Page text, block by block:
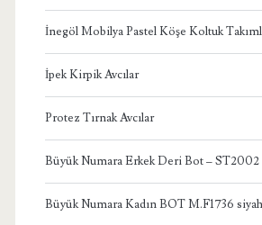
İnegöl Mobilya Pastel Köşe Koltuk
İpek Kirpik Avcılar
Protez Tırnak Avcılar
Büyük Numara Erkek Deri Bot – ST2002
Büyük Numara Kadın BOT M.F1736 siyah